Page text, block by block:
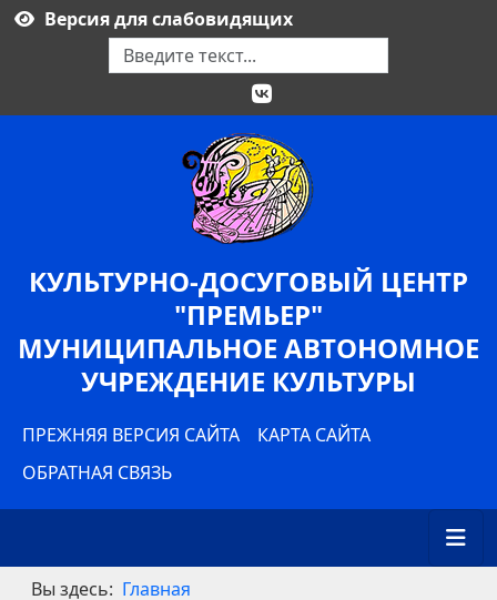
Версия для слабовидящих
Поиск
КУЛЬТУРНО-ДОСУГОВЫЙ ЦЕНТР
"ПРЕМЬЕР"
МУНИЦИПАЛЬНОЕ АВТОНОМНОЕ
УЧРЕЖДЕНИЕ КУЛЬТУРЫ
ПРЕЖНЯЯ ВЕРСИЯ САЙТА
КАРТА САЙТА
ОБРАТНАЯ СВЯЗЬ
Вы здесь: Главная